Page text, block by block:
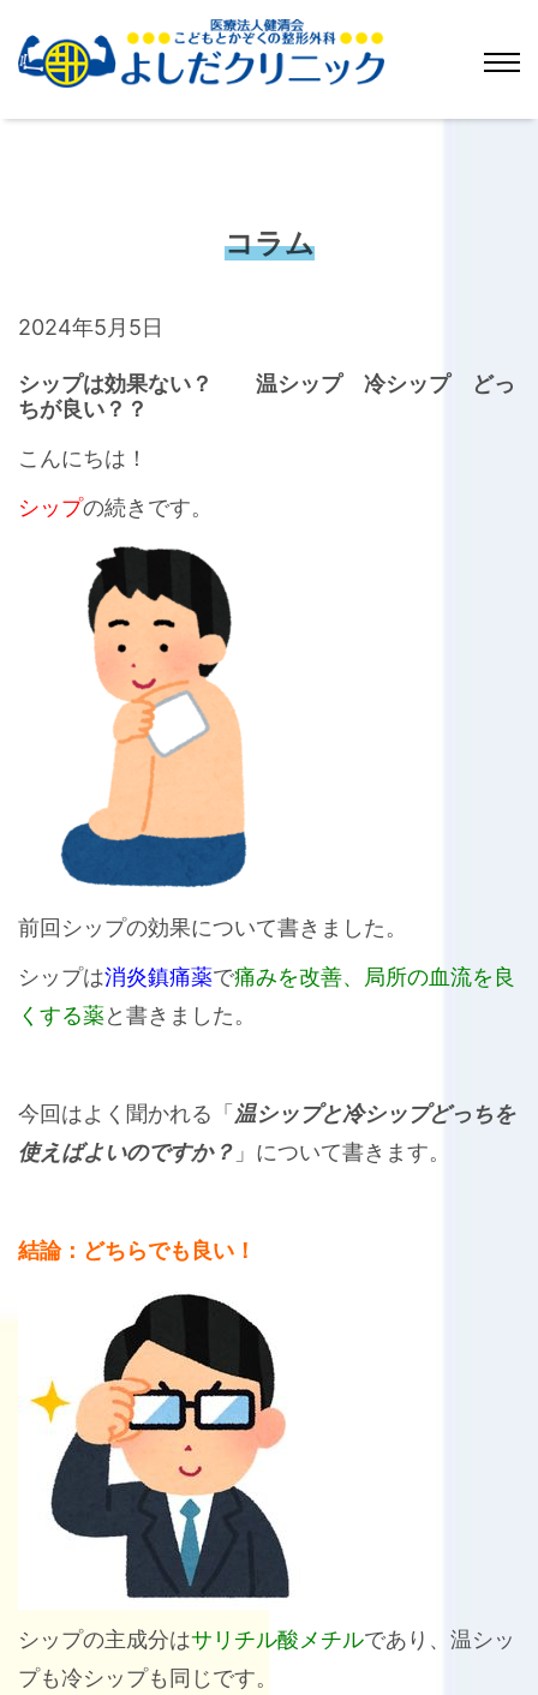
コラム
2024年5月5日
シップは効果ない？ 温シップ 冷シップ どっ
ちが良い？？
こんにちは！
シップの続きです。
前回シップの効果について書きました。
シップは消炎鎮痛薬で痛みを改善、局所の血流を良
くする薬と書きました。
今回はよく聞かれる「温シップと冷シップどっちを
使えばよいのですか？ 」について書きます。
結論：どちらでも良い！
シップの主成分はサリチル酸メチルであり、温シッ
プも冷シップも同じです。